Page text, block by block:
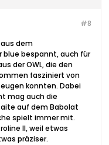
#8
dem
blue bespannt, auch für
der OWL, die den
fasziniert von
konnten. Dabei
mag auch die
auf dem Babolat
spielt immer mit.
II, weil etwas
präziser.